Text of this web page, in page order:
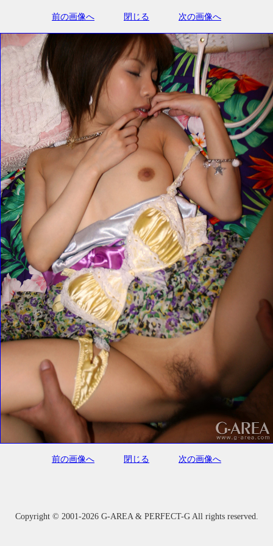
前の画像へ 閉じる 次の画像へ
前の画像へ 閉じる 次の画像へ
Copyright © 2001-2026 G-AREA & PERFECT-G All rights reserved.